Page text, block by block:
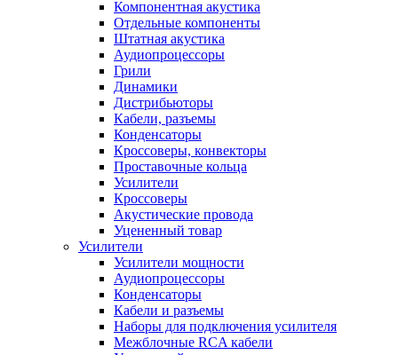
Компонентная акустика
Отдельные компоненты
Штатная акустика
Аудиопроцессоры
Грили
Динамики
Дистрибьюторы
Кабели, разъемы
Конденсаторы
Кроссоверы, конвекторы
Проставочные кольца
Усилители
Кроссоверы
Акустические провода
Уцененный товар
Усилители
Усилители мощности
Аудиопроцессоры
Конденсаторы
Кабели и разъемы
Наборы для подключения усилителя
Межблочные RCA кабели